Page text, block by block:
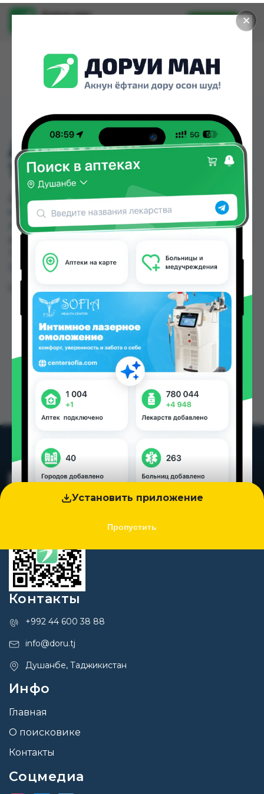
✕
Установить приложение
Пропустить
Доруи ман
Установить
ДЕМАЗОЛ КРЕМ Д/ВЕК
10МЛ ТУБА
ДЕМАЗОЛ КРЕМ Д/ВЕК 10МЛ ТУБА можно
купить или заказать в аптеках, Абубакри Карим,
Авиценна, АЗИЗ ВАКО , Алишер-К, Аптека + 24/7,
TJS до 50.60 TJS в Душанбе и других городах
Таджикистана
Контакты
+992 44 600 38 88
info@doru.tj
Душанбе, Таджикистан
Инфо
Главная
О поисковике
Контакты
Соцмедиа